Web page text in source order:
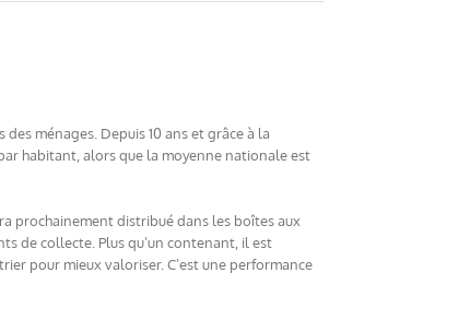
ménages. Depuis 10 ans et grâce à la
habitant, alors que la moyenne nationale est
prochainement distribué dans les boîtes aux
de collecte. Plus qu’un contenant, il est
pour mieux valoriser. C’est une performance